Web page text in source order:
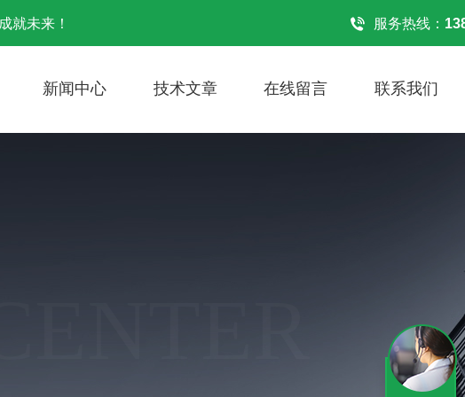
就未来！ 服务热线：
新闻中心 技术文章 在线留言 联系我们